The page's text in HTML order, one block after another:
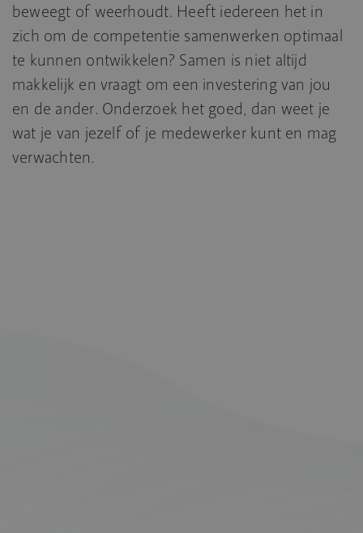
beweegt of weerhoudt. Heeft iedereen het in
zich om de competentie samenwerken optimaal
te kunnen ontwikkelen? Samen is niet altijd
makkelijk en vraagt om een investering van jou
en de ander. Onderzoek het goed, dan weet je
wat je van jezelf of je medewerker kunt en mag
verwachten.